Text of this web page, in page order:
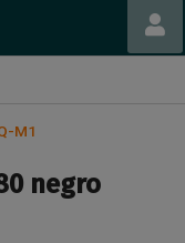
M1
negro